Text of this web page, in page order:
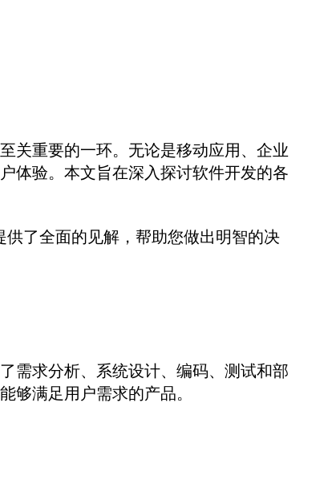
关重要的一环。无论是移动应用、企业
体验。本文旨在深入探讨软件开发的各
供了全面的见解，帮助您做出明智的决
需求分析、系统设计、编码、测试和部
够满足用户需求的产品。